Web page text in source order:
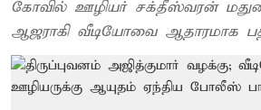
கோவில் ஊழியர் சக்தீஸ்வரன்
ஆஜராகி வீடியோவை ஆதாரமாக